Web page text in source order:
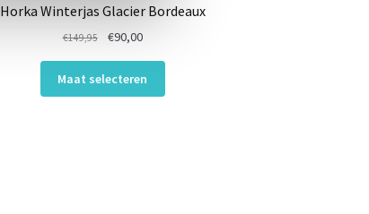
Horka Winterjas Glacier Bordeaux
€149,95
Oorspronkelijke
was:
€149,95.
€90,00Huidige
is:
€90,00.
Maat selecteren